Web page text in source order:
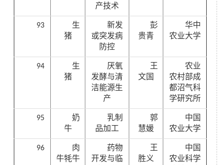
产技术
93
生
猪
新发
或突发病
防控
彭
贵青
华中
农业大学
94
生
猪
厌氧
发酵与清
洁能源生
产
王
文国
农业
农村部成
都沼气科
学研究所
95
奶
牛
乳制
品加工
郭
慧媛
中国
农业大学
96
肉
牛牦牛
药物
开发与临
王
胜义
中国
农业科学